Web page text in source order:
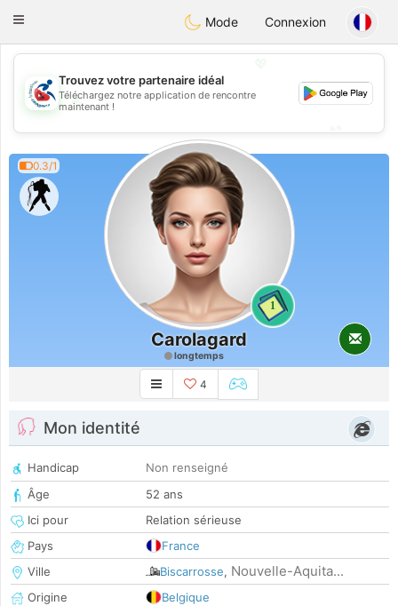
Handi Space
Toggle
Mode Connexion
💖
💕
Trouvez votre partenaire idéal
Téléchargez notre application de rencontre
maintenant !
0.3/1
1
Carolagard
longtemps
4
Mon identité
Handicap
Non renseigné
Âge
52 ans
Ici pour
Relation sérieuse
Pays
France
Ville
Biscarrosse, Nouvelle-Aquita...
Origine
Belgique